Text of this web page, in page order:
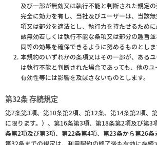
及び一部が無効又は執行不能と判断された規定
完全に効力を有し、当社及びユーザーは、当該
項又は部分を適法とし、執行力を持たせるため
該無効若しくは執行不能な条項又は部分の趣旨
同等の効果を確保できるように努めるものとしま
本規約のいずれかの条項又はその一部が、ある
は執行不能と判断された場合であっても、他の
有効性等には影響を及ぼさないものとします。
第32条 存続規定
第7条第3項、第10条第2項、第12条、第14条第2項、
に限ります。）、第16条第3項、第18条第2項及び第3
条第2項及び第3項、第22条第4項、第23条から第26条
第32条までの規定は、利用契約の終了後も有効に存続